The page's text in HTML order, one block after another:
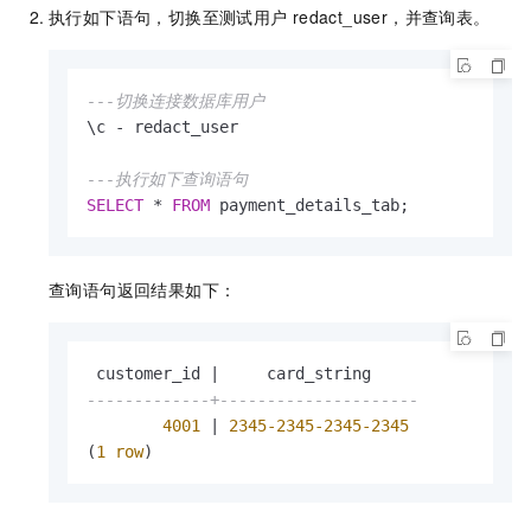
执行如下语句，切换至测试用户 redact_user，并查询表。
---切换连接数据库用户
\c
- redact_user
---执行如下查询语句
SELECT * FROM payment_details_tab;
查询语句返回结果如下：
customer_id |
-------------+---------------------
4001
| 2345-2345-2345-2345
(1 row)